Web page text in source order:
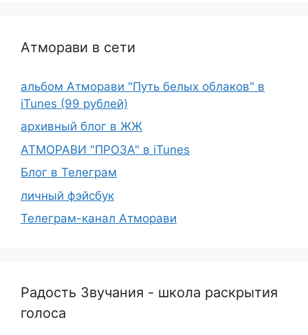
Атморави в сети
альбом Атморави "Путь белых облаков" в
iTunes (99 рублей)
архивный блог в ЖЖ
АТМОРАВИ "ПРОЗА" в iTunes
Блог в Телеграм
личный фэйсбук
Телеграм-канал Атморави
Радость Звучания - школа раскрытия
голоса